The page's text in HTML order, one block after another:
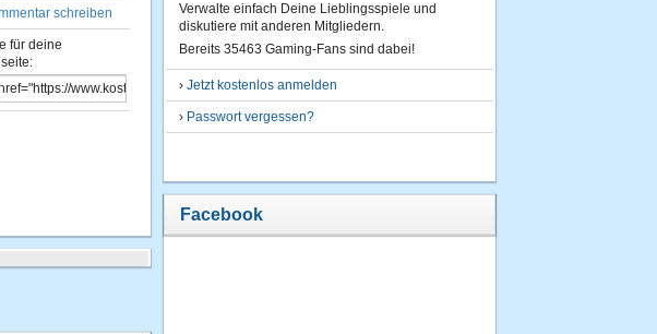
schreiben
für deine
Verwalte einfach Deine Lieblingsspiele und
diskutiere mit anderen Mitgliedern.
Bereits 35463 Gaming-Fans sind dabei!
› Jetzt kostenlos anmelden
› Passwort vergessen?
Facebook